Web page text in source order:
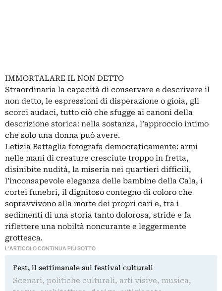
IMMORTALARE IL NON DETTO
Straordinaria la capacità di conservare e descrivere il
non detto, le espressioni di disperazione o gioia, gli
scorci audaci, tutto ciò che sfugge ai canoni della
descrizione storica: nella sostanza, l’approccio intimo
che solo una donna può avere.
Letizia Battaglia fotografa democraticamente: armi
nelle mani di creature cresciute troppo in fretta,
disinibite nudità, la miseria nei quartieri difficili,
l’inconsapevole eleganza delle bambine della Cala, i
cortei funebri, il dignitoso contegno di coloro che
sopravvivono alla morte dei propri cari e, tra i
sedimenti di una storia tanto dolorosa, stride e fa
riflettere una nobiltà noncurante e leggermente
grottesca.
L'ARTICOLO CONTINUA PIÙ SOTTO
Fest, il settimanale sui festival culturali
Scenari, politiche culturali, arti visive, musica,